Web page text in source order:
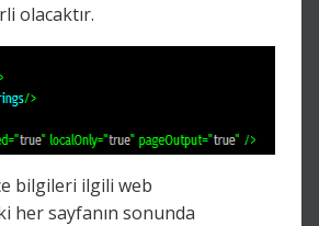
olacaktır.
bilgileri ilgili web
her sayfanın sonunda